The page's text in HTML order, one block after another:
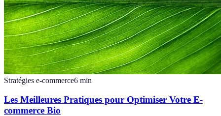
Stratégies e-commerce6 min
Les Meilleures Pratiques pour Optimiser Votre E-
commerce Bio